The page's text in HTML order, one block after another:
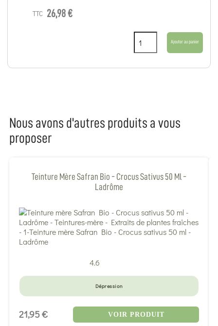
TTC 26,98 €
Ajouter au panier
Nous avons d'autres produits a vous
proposer
Teinture Mère Safran Bio - Crocus Sativus 50 Ml -
Ladrôme
4.6
Dépression
21,95 € VOIR PRODUIT